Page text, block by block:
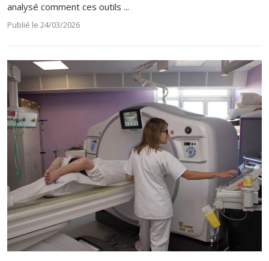
analysé comment ces outils ...
Publié le 24/03/2026